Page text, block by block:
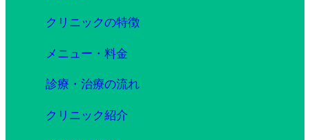
クリニックの特徴
メニュー・料金
診療・治療の流れ
クリニック紹介